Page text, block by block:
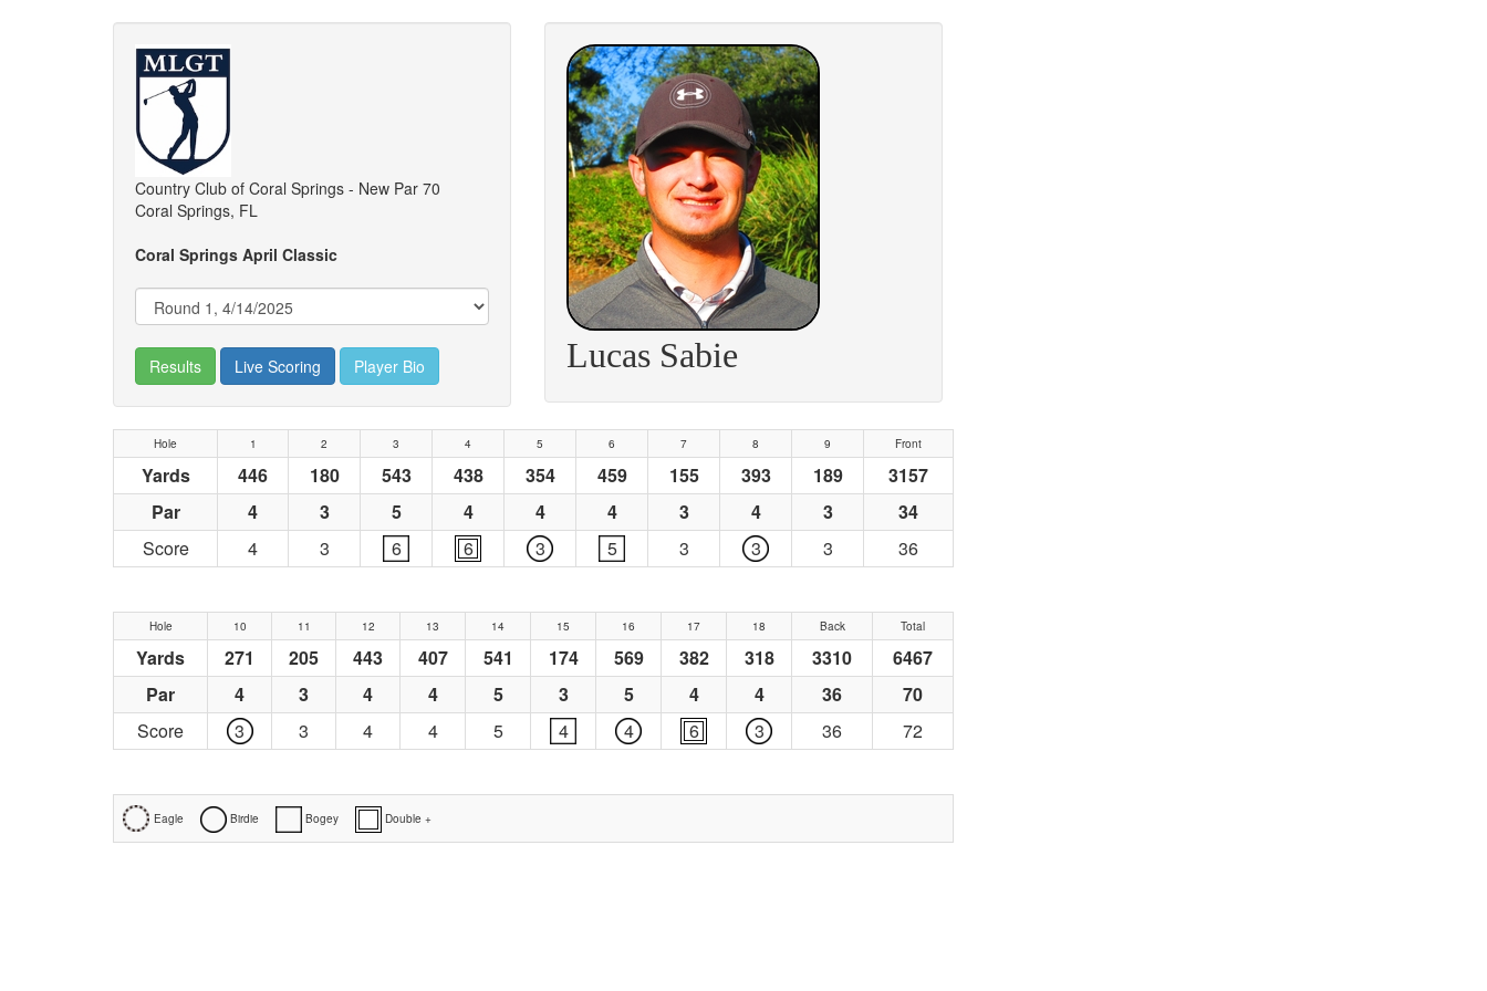
Country Club of Coral Springs - New Par 70
Coral Springs, FL
Coral Springs April Classic
Results Live Scoring Player Bio Lucas Sabie
Hole 1 2 3 4 5 6 7 8 9 Front
Yards 446 180 543 438 354 459 155 393 189
3157
Par
4 3 5 4 4 4 3 4 3
34
Score
4 3 6 6 3 5 3 3 3 36
Hole 10 11 12 13 14 15 16 17 18 Back Total
Yards 271 205 443 407 541 174 569 382 318 3310
6467
Par
4 3 4 4 5 3 5 4 4 36
70
Score
3 3 4 4 5 4 4 6 3 36 72
Eagle Birdie Bogey Double +